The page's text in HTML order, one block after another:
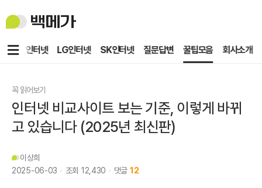
백
메
KT인터넷 LG인터넷 SK인터넷 질문답변 꿀팁모음 회사소개
메
꼭 읽어보기
인터넷 비교사이트 보는 기준, 이렇게 바뀌
고 있습니다 (2025년 최신판)
이상희
2025-06-03
조회 12,430 댓글 12